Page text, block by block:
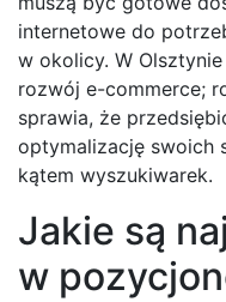
internetowe do
w okolicy. W
rozwój e-commerce;
sprawia, że
optymalizację swoich
kątem wyszukiwarek.
Jakie są
w